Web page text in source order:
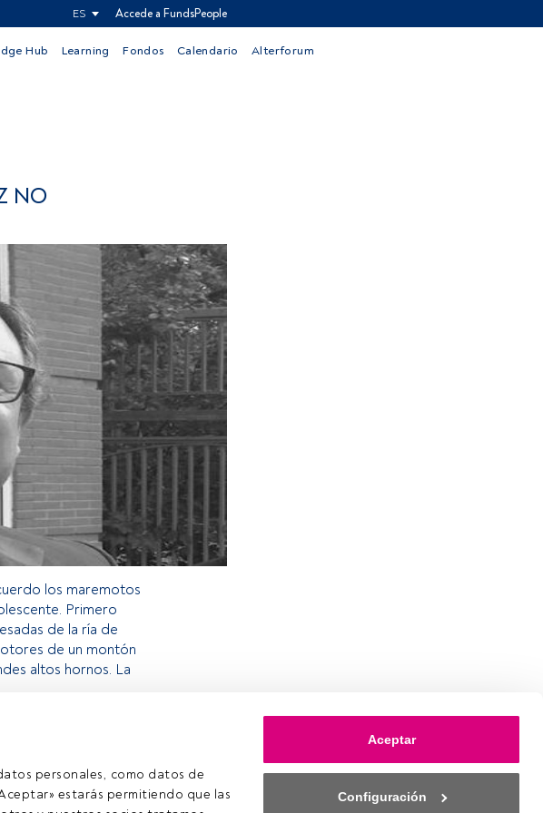
personales, como datos de
estarás permitiendo que las
Aceptar
Configuración
ES Accede a FundsPeople
Hub Learning Fondos Calendario Alterforum
NO
los maremotos
Primero
de la ría de
de un montón
altos hornos. La
cuenta, te
FundsPeople.